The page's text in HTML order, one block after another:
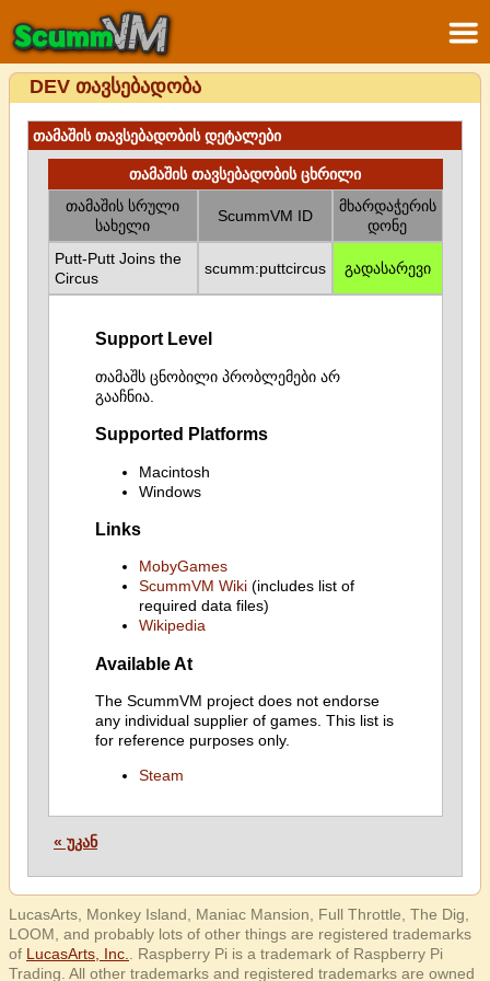
DEV თავსებადობა
თამაშის თავსებადობის დეტალები
თამაშის თავსებადობის ცხრილი
თამაშის სრული
სახელი
ScummVM ID
მხარდაჭერის
დონე
Putt-Putt Joins the
Circus
scumm:puttcircus გადასარევი
Support Level
თამაშს ცნობილი პრობლემები არ
გააჩნია.
Supported Platforms
Macintosh
Windows
Links
MobyGames
ScummVM Wiki(includes list of
required data files)
Wikipedia
Available At
The ScummVM project does not endorse
any individual supplier of games. This list is
for reference purposes only.
Steam
« უკან
LucasArts, Monkey Island, Maniac Mansion, Full Throttle, The Dig,
LOOM, and probably lots of other things are registered trademarks
of LucasArts, Inc.
. Raspberry Pi is a trademark of Raspberry Pi
Trading. All other trademarks and registered trademarks are owned